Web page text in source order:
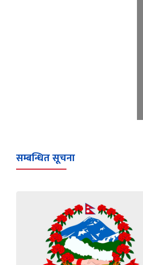
सम्बन्धित सूचना